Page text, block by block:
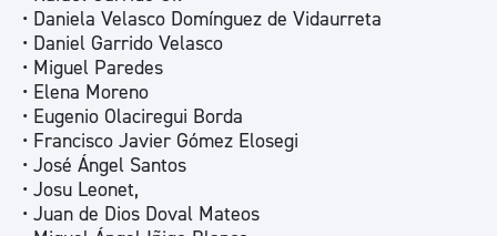
• Daniela Velasco Domínguez de Vidaurreta
• Daniel Garrido Velasco
• Miguel Paredes
• Elena Moreno
• Eugenio Olaciregui Borda
• Francisco Javier Gómez Elosegi
• José Ángel Santos
• Josu Leonet,
• Juan de Dios Doval Mateos